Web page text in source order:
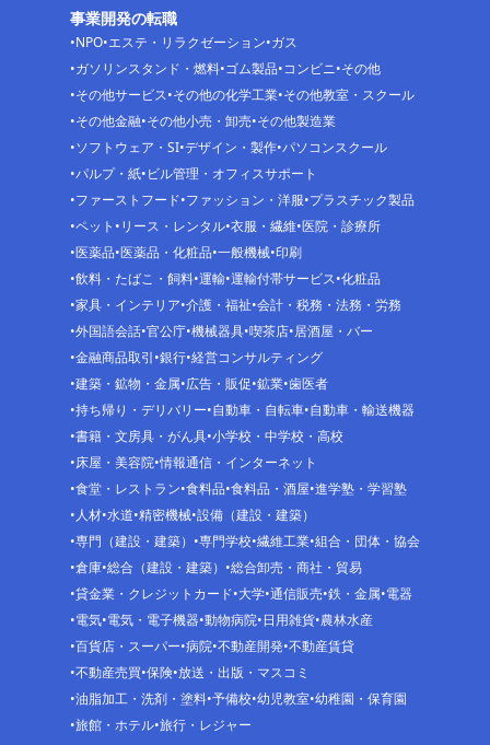
事業開発の転職
NPO エステ・リラクゼーション ガス
ガソリンスタンド・燃料 ゴム製品 コンビニ その他
その他サービス その他の化学工業 その他教室・スクール
その他金融 その他小売・卸売 その他製造業
ソフトウェア・SI デザイン・製作 パソコンスクール
パルプ・紙 ビル管理・オフィスサポート
ファーストフード ファッション・洋服 プラスチック製品
ペット リース・レンタル 衣服・繊維 医院・診療所
医薬品 医薬品・化粧品 一般機械 印刷
飲料・たばこ・飼料 運輸 運輸付帯サービス 化粧品
家具・インテリア 介護・福祉 会計・税務・法務・労務
外国語会話 官公庁 機械器具 喫茶店 居酒屋・バー
金融商品取引 銀行 経営コンサルティング
建築・鉱物・金属 広告・販促 鉱業 歯医者
持ち帰り・デリバリー 自動車・自転車 自動車・輸送機器
書籍・文房具・がん具 小学校・中学校・高校
床屋・美容院 情報通信・インターネット
食堂・レストラン 食料品 食料品・酒屋 進学塾・学習塾
人材 水道 精密機械 設備（建設・建築）
専門（建設・建築）
専門学校 繊維工業 組合・団体・協会
倉庫 総合（建設・建築）
総合卸売・商社・貿易
貸金業・クレジットカード 大学 通信販売 鉄・金属 電器
電気 電気・電子機器 動物病院 日用雑貨 農林水産
百貨店・スーパー 病院 不動産開発 不動産賃貸
不動産売買 保険 放送・出版・マスコミ
油脂加工・洗剤・塗料 予備校 幼児教室 幼稚園・保育園
旅館・ホテル 旅行・レジャー